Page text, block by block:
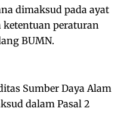
dimaksud pada ayat
ketentuan peraturan
BUMN.
Sumber Daya Alam
dalam Pasal 2